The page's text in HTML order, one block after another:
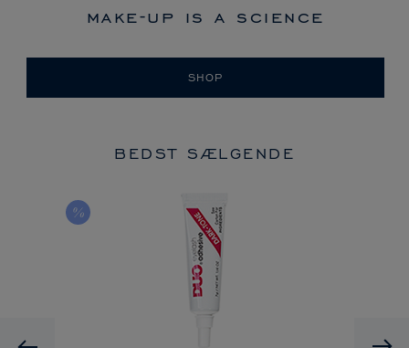
make-up is a science
SHOP
BEDST SÆLGENDE